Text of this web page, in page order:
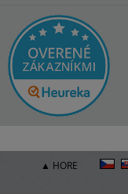
▲ HORE